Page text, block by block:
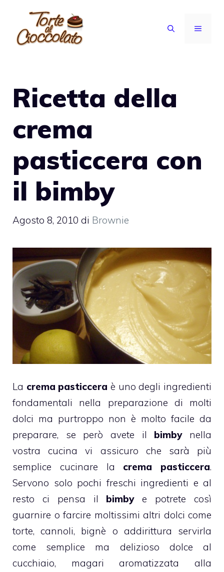
contenuto
MENU
Ricetta della
crema
pasticcera con
il bimby
Agosto 8, 2010 di Brownie
La crema pasticcera è uno degli ingredienti
fondamentali nella preparazione di molti
dolci ma purtroppo non è molto facile da
preparare, se però avete il bimbynella
vostra cucina vi assicuro che sarà più
semplice cucinare la crema pasticcera.
Servono solo pochi freschi ingredienti e al
resto ci pensa il bimbye potrete così
guarnire o farcire moltissimi altri dolci come
torte,cannoli, bignè o addirittura servirla
come semplice ma delizioso dolce al
cucchiaio, magari aromatizzata alla